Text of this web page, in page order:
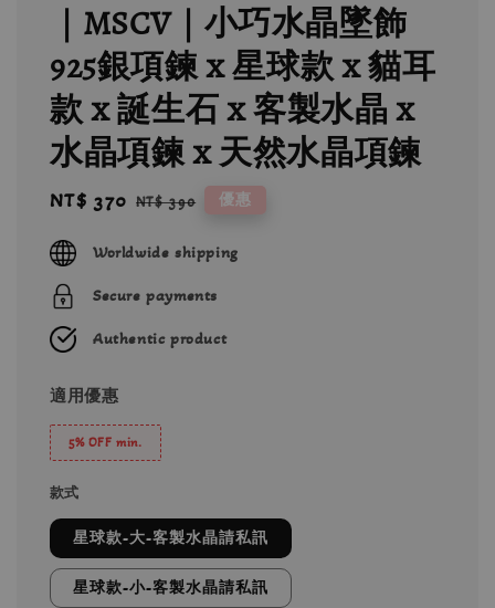
｜MSCV｜小巧水晶墜飾
925銀項鍊 x 星球款 x 貓耳
款 x 誕生石 x 客製水晶 x
水晶項鍊 x 天然水晶項鍊
Sale
NT$ 370 Regular
NT$ 390 優惠
Worldwide shipping
Secure payments
Authentic product
適用優惠
5% OFF min.
款式
星球款-大-客製水晶請私訊
星球款-小-客製水晶請私訊